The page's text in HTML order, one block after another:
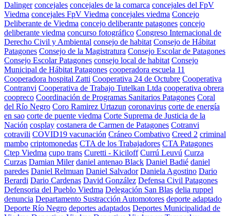
Dalinger concejales concejales de la comarca concejales del FpV
Viedma concejales FpV Viedma concejales viedma Concejo
Deliberante de Viedma concejo deliberante patagones concejo
deliberante viedma concurso fotográfico Congreso Internacional de
Derecho Civil y Ambiental consejo de habitat Consejo de Hábitat
Patagones Consejo de la Magistratura Consejo Escolar de Patagones
Consejo Escolar Patagones consejo local de habitat Consejo
Municipal de Hábitat Patagones cooperadora escuela 11
Cooperadora hospital Zatti Cooperativa 24 de Octubre Cooperativa
Contranvi Cooperativa de Trabajo Tutelkan Ltda cooperativa obrera
coopreco Coordinación de Programas Sanitarios Patagones Coral
del Río Negro Coro Ramirez Urtazun coronavirus corte de energía
en sao corte de puente viedma Corte Suprema de Justicia de la
Nación cosplay costanera de Carmen de Patagones Cotranvi
cotravili COVID19 vacunación Cráneo Combativo Creed 2 criminal
mambo criptomonedas CTA de los Trabajadores CTA Patagones
Ctep Viedma cupo trans Curetti - Kiciloff Currú Leuvú Curza
Curzas Damian Miler daniel antenao Black Daniel Badié daniel
paredes Daniel Relmuan Daniel Salvador Daniela Agostino Dario
Berardi Dario Cardenas David González Defensa Civil Patagones
Defensoria del Pueblo Viedma Delegación San Blas delia ruppel
denuncia Departamento Sustracción Automotores deporte adaptado
Deporte Río Negro deportes adaptados Deportes Municipalidad de